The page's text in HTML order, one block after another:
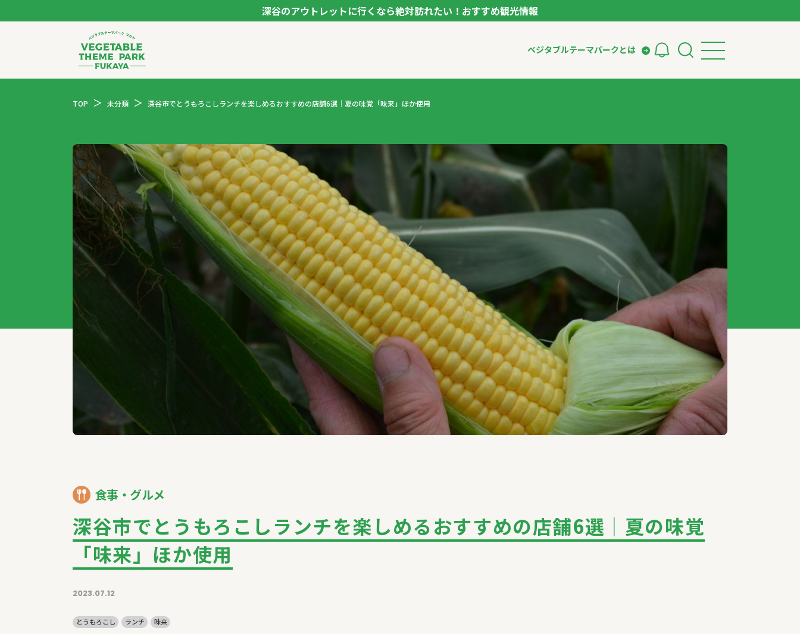
深谷のアウトレットに行くなら絶対訪れたい！おすすめ観光情報
ベジタブルテーマパークとは
トップページ
モデルコース
スポット
イベント
特集記事
お役立ち情報
レシピ集
TOP 未分類 深谷市でとうもろこしランチを楽しめるおすすめの店舗6選｜夏の味覚「味来」ほか使用
食事・グルメ
深谷市でとうもろこしランチを楽しめるおすすめの店舗6選｜夏の味覚
「味来」ほか使用
2023.07.12
とうもろこし ランチ 味来